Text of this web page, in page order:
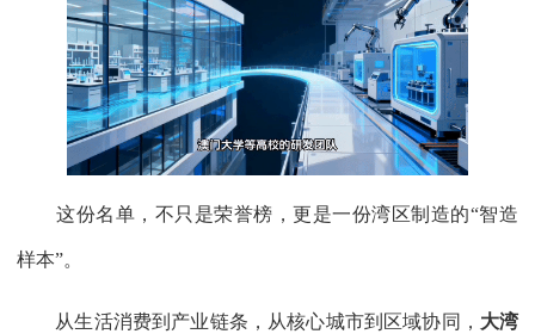
这份名单，不只是荣誉榜，更是一份湾区制造的“智造
样本”。
从生活消费到产业链条，从核心城市到区域协同， 大湾